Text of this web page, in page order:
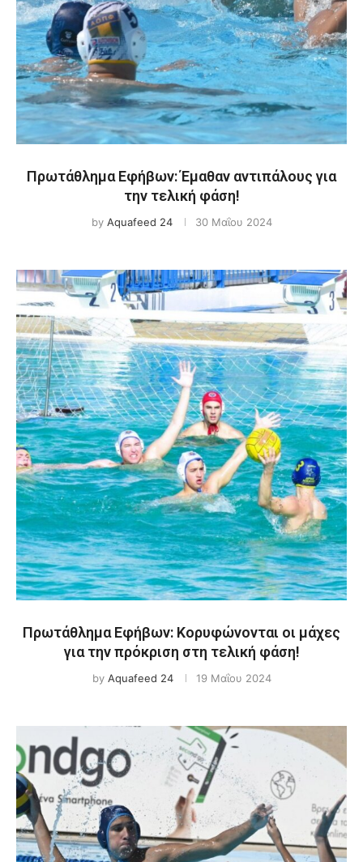
Πρωτάθλημα Εφήβων: Έμαθαν αντιπάλους για
την τελική φάση!
by Aquafeed 24 30 Μαΐου 2024
Πρωτάθλημα Εφήβων: Κορυφώνονται οι μάχες
για την πρόκριση στη τελική φάση!
by Aquafeed 24 19 Μαΐου 2024